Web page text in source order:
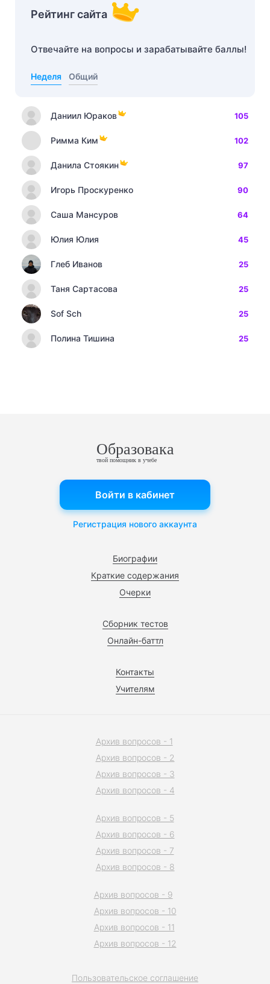
Рейтинг сайта
Отвечайте на вопросы и зарабатывайте баллы!
Неделя Общий
Даниил Юраков 105
Римма Ким 102
Данила Стоякин 97
Игорь Проскуренко 90
Саша Мансуров 64
Юлия Юлия 45
Глеб Иванов 25
Таня Сартасова 25
Sof Sch 25
Полина Тишина 25
Образовака
твой помощник в учебе
Биографии
Краткие содержания
Очерки
Сборник тестов
Онлайн-баттл
Контакты
Учителям
Войти в кабинет
Регистрация нового аккаунта
Пользовательское соглашение
Архив вопросов - 1
Архив вопросов - 2
Архив вопросов - 3
Архив вопросов - 4
Архив вопросов - 5
Архив вопросов - 6
Архив вопросов - 7
Архив вопросов - 8
Архив вопросов - 9
Архив вопросов - 10
Архив вопросов - 11
Архив вопросов - 12